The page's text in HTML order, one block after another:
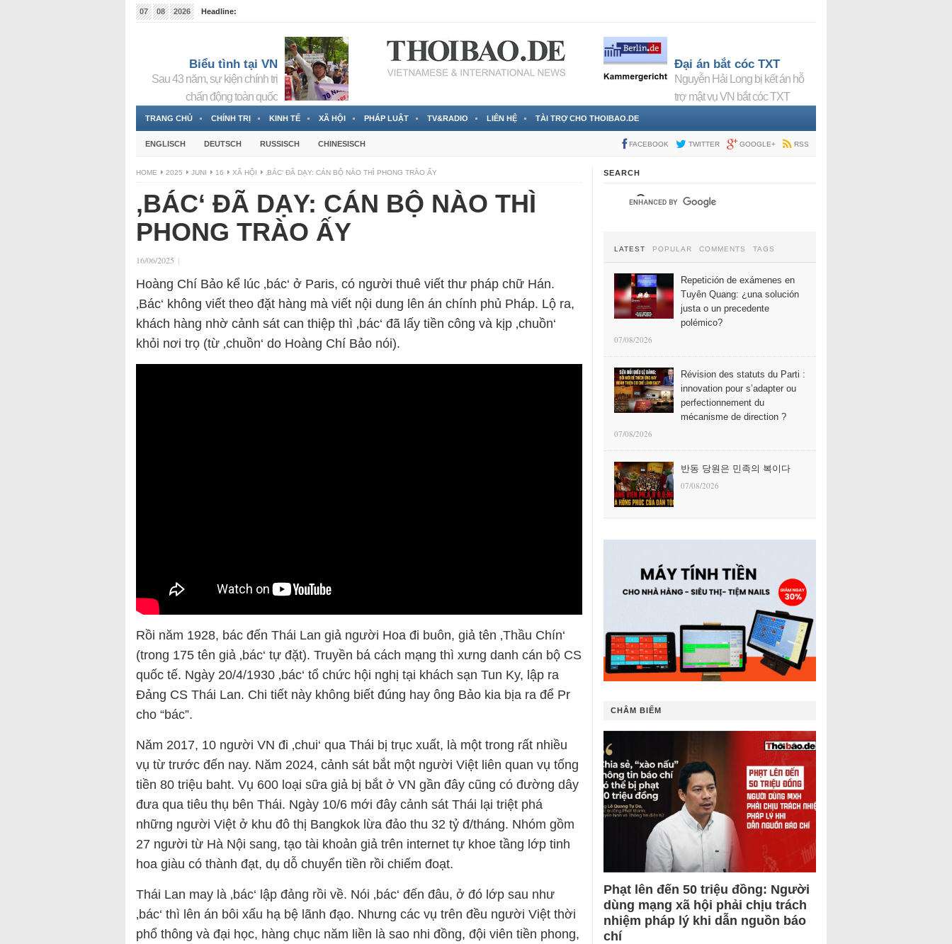
07 08 2026
Headline:
Biểu tình tại VN
Sau 43 năm, sự kiện chính trị
chấn động toàn quốc
Đại án bắt cóc TXT
Nguyễn Hải Long bị kết án hỗ
trợ mật vụ VN bắt cóc TXT
TRANG CHỦ CHÍNH TRỊ KINH TẾ XÃ HỘI PHÁP LUẬT TV&RADIO LIÊN HỆ TÀI TRỢ CHO THOIBAO.DE
ENGLISCH DEUTSCH RUSSISCH CHINESISCH FACEBOOK TWITTER GOOGLE+ RSS
HOME 2025 JUNI 16 XÃ HỘI ‚BÁC‘ ĐÃ DẠY: CÁN BỘ NÀO THÌ PHONG TRÀO ẤY
‚BÁC‘ ĐÃ DẠY: CÁN BỘ NÀO THÌ
PHONG TRÀO ẤY
16/06/2025 |
Hoàng Chí Bảo kể lúc ‚bác‘ ở Paris, có người thuê viết thư pháp chữ Hán.
‚Bác‘ không viết theo đặt hàng mà viết nội dung lên án chính phủ Pháp. Lộ ra,
khách hàng nhờ cảnh sát can thiệp thì ‚bác‘ đã lấy tiền công và kịp ‚chuồn‘
khỏi nơi trọ (từ ‚chuồn‘ do Hoàng Chí Bảo nói).
Rồi năm 1928, bác đến Thái Lan giả người Hoa đi buôn, giả tên ‚Thầu Chín‘
(trong 175 tên giả ‚bác‘ tự đặt). Truyền bá cách mạng thì xưng danh cán bộ CS
quốc tế. Ngày 20/4/1930 ‚bác‘ tổ chức hội nghị tại khách sạn Tun Ky, lập ra
Đảng CS Thái Lan. Chi tiết này không biết đúng hay ông Bảo kia bịa ra để Pr
cho “bác”.
Năm 2017, 10 người VN đi ‚chui‘ qua Thái bị trục xuất, là một trong rất nhiều
vụ từ trước đến nay. Năm 2024, cảnh sát bắt một người Việt liên quan vụ tống
tiền 80 triệu baht. Vụ 600 loại sữa giả bị bắt ở VN gần đây cũng có đường dây
đưa qua tiêu thụ bên Thái. Ngày 10/6 mới đây cảnh sát Thái lại triệt phá
những người Việt ở khu đô thị Bangkok lừa đảo thu 32 tỷ đ/tháng. Nhóm gồm
27 người từ Hà Nội sang, tạo tài khoản giả trên internet tự khoe tầng lớp tinh
hoa giàu có thành đạt, dụ dỗ chuyển tiền rồi chiếm đoạt.
Thái Lan may là ‚bác‘ lập đảng rồi về. Nói ‚bác‘ đến đâu, ở đó lớp sau như
‚bác‘ thì lên án bôi xấu hạ bệ lãnh đạo. Nhưng các vụ trên đều người Việt thời
phổ thông và đại học, hàng chục năm liền là sao nhi đồng, đội viên tiền phong,
SEARCH
LATEST POPULAR COMMENTS TAGS
Repetición de exámenes en
Tuyên Quang: ¿una solución
justa o un precedente
polémico?
07/08/2026
Révision des statuts du Parti :
innovation pour s’adapter ou
perfectionnement du
mécanisme de direction ?
07/08/2026
반동 당원은 민족의 복이다
07/08/2026
CHÂM BIẾM
Phạt lên đến 50 triệu đồng: Người
dùng mạng xã hội phải chịu trách
nhiệm pháp lý khi dẫn nguồn báo
chí